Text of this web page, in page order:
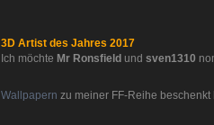
3D Artist des Jahres 2017
Ich möchte Mr Ronsfieldund sven1310
Wallpapern zu meiner FF-Reihe